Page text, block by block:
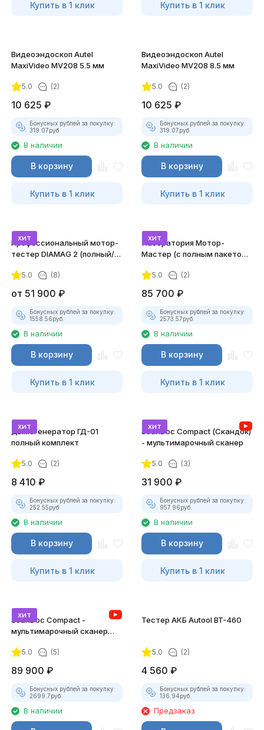
Купить в 1 клик Купить в 1 клик
Видеоэндоскоп Autel
MaxiVideo MV208 5.5 мм
5.0 (2)
10 625 ₽
Бонусных рублей за покупку:
319.07руб.
В наличии
В корзину
Купить в 1 клик
Видеоэндоскоп Autel
MaxiVideo MV208 8.5 мм
5.0 (2)
10 625 ₽
Бонусных рублей за покупку:
319.07руб.
В наличии
В корзину
Купить в 1 клик
хит
Профессиональный мотор-
тестер DIAMAG 2 (полный/
5.0 (8)
от 51 900 ₽
Бонусных рублей за покупку:
1558.56руб.
В наличии
В корзину
Купить в 1 клик
хит
Лаборатория Мотор-
Мастер (с полным пакетом
5.0 (2)
85 700 ₽
Бонусных рублей за покупку:
2573.57руб.
В наличии
В корзину
Купить в 1 клик
хит
Дымогенератор ГД-01
полный комплект
5.0 (2)
8 410 ₽
Бонусных рублей за покупку:
252.55руб.
В наличии
В корзину
Купить в 1 клик
хит
ScanDoc Compact (Скандок)
- мультимарочный сканер
5.0 (3)
31 900 ₽
Бонусных рублей за покупку:
957.96руб.
В наличии
В корзину
Купить в 1 клик
хит
ScanDoc Compact -
мультимарочный сканер
5.0 (5)
89 900 ₽
Бонусных рублей за покупку:
2699.7руб.
В наличии
Тестер АКБ Autool BT-460
5.0 (2)
4 560 ₽
Бонусных рублей за покупку:
136.94руб.
Предзаказ